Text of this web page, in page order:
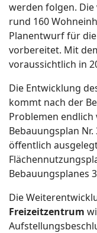
werden folgen.
rund 160
Planentwurf für
vorbereitet. Mit
voraussichtlich in
Die Entwicklung
kommt nach der
Problemen
Bebauungsplan
öffentlich
Bebauungsplanes
Die
Freizeitzentrum